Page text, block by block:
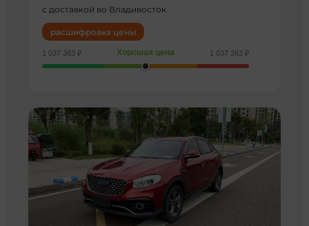
с доставкой во Владивосток
расшифровка цены
1 037 383 ₽ Хорошая цена 1 037 383 ₽